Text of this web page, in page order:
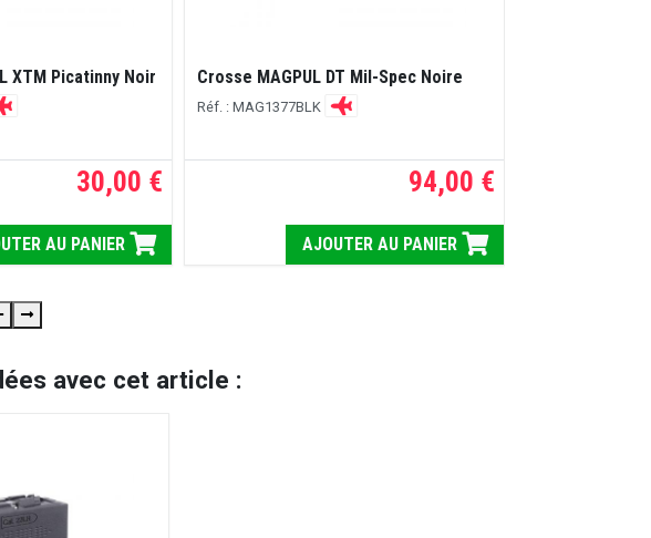
XTM Picatinny Noir
30,00 €
AU PANIER
Crosse MAGPUL DT Mil-Spec Noire
Réf. : MAG1377BLK
94,00 €
AJOUTER AU PANIER
avec cet article :